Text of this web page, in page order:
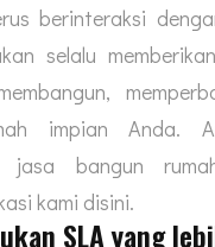
berinteraksi
selalu
impian Anda.
jasa bangun
kami disini.
SLA yang